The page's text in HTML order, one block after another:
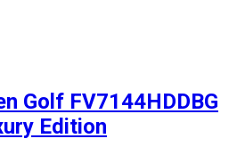
Golf FV7144HDDBG
Edition